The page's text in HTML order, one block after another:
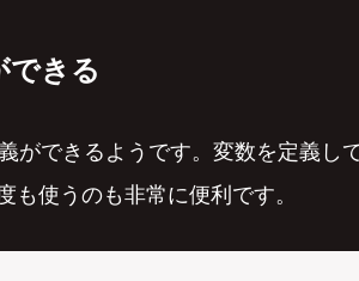
できる
ができるようです。変数を定義し
も使うのも非常に便利です。